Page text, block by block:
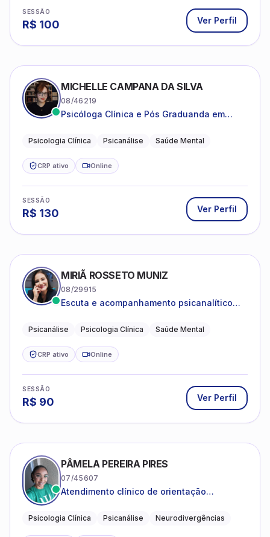
SESSÃO
R$ 100 Ver Perfil
MICHELLE CAMPANA DA SILVA
08/46219
Psicóloga Clínica e Pós Graduanda em
Psicologia Clínica Psicanálise Saúde Mental
CRP ativo Online
SESSÃO
R$ 130 Ver Perfil
MIRIÃ ROSSETO MUNIZ
08/29915
Escuta e acompanhamento psicanalítico
Psicanálise Psicologia Clínica Saúde Mental
CRP ativo Online
SESSÃO
R$ 90 Ver Perfil
PÂMELA PEREIRA PIRES
07/45607
Atendimento clínico de orientação
crianças neurotípicas
Psicologia Clínica Psicanálise Neurodivergências